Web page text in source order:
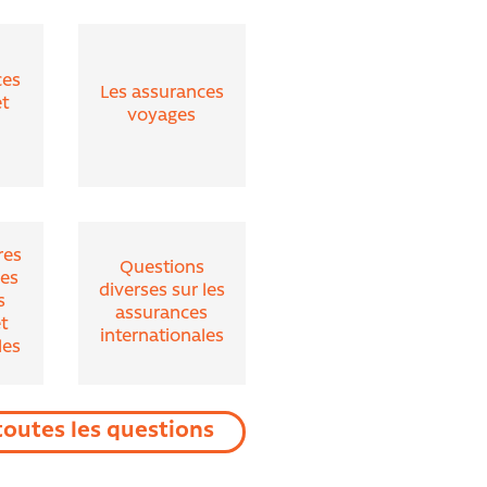
Les assurances
voyages
Questions
diverses sur les
assurances
internationales
les questions